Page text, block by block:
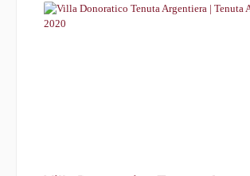
Er hat einen langen Abgang.Passt
Nudeln, Lammfleisch, Wildfleisch und